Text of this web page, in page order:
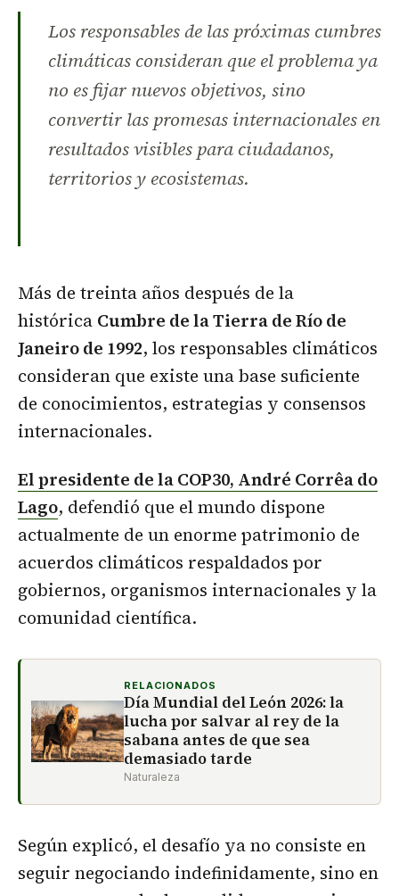
Los responsables de las próximas cumbres
climáticas consideran que el problema ya
no es fijar nuevos objetivos, sino
convertir las promesas internacionales en
resultados visibles para ciudadanos,
territorios y ecosistemas.
Más de treinta años después de la
histórica Cumbre de la Tierra de Río de
Janeiro de 1992, los responsables climáticos
consideran que existe una base suficiente
de conocimientos, estrategias y consensos
internacionales.
El presidente de la COP30, André Corrêa do
Lago, defendió que el mundo dispone
actualmente de un enorme patrimonio de
acuerdos climáticos respaldados por
gobiernos, organismos internacionales y la
comunidad científica.
RELACIONADOS
Día Mundial del León 2026: la
lucha por salvar al rey de la
sabana antes de que sea
demasiado tarde
Naturaleza
Según explicó, el desafío ya no consiste en
seguir negociando indefinidamente, sino en